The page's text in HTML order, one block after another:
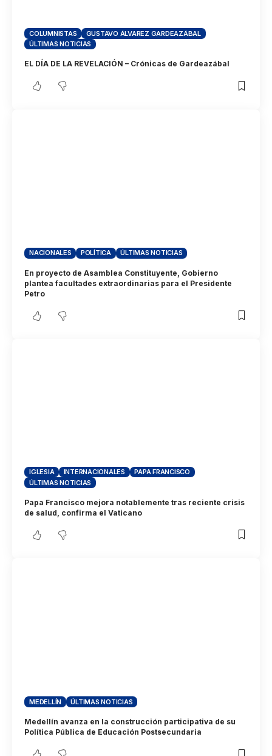
COLUMNISTAS
GUSTAVO ÁLVAREZ GARDEAZÁBAL
ÚLTIMAS NOTICIAS
EL DÍA DE LA REVELACIÓN – Crónicas de Gardeazábal
NACIONALES POLÍTICA ÚLTIMAS NOTICIAS
En proyecto de Asamblea Constituyente, Gobierno
plantea facultades extraordinarias para el Presidente
Petro
IGLESIA INTERNACIONALES
PAPA FRANCISCO
ÚLTIMAS NOTICIAS
Papa Francisco mejora notablemente tras reciente crisis
de salud, confirma el Vaticano
MEDELLÍN ÚLTIMAS NOTICIAS
Medellín avanza en la construcción participativa de su
Política Pública de Educación Postsecundaria